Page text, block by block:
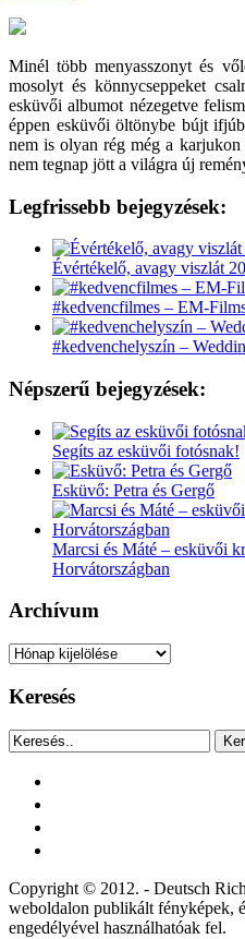
Minél több menyasszonyt és
mosolyt és könnycseppeket
esküvői albumot nézegetve
éppen esküvői öltönybe bújt
nem is olyan rég még a
nem tegnap jött a világra új
Legfrissebb bejegyzések:
Évértékelő, avagy viszlát
#kedvencfilmes – EM-
#kedvenchelyszín –
Népszerű bejegyzések:
Segíts az esküvői fotósnak!
Esküvő: Petra és Gergő
Marcsi és Máté – esküvői
Horvátországban
Archívum
Archívum
Keresés
Copyright © 2012. - Deutsch
weboldalon publikált fényképek,
engedélyével használhatóak fel.